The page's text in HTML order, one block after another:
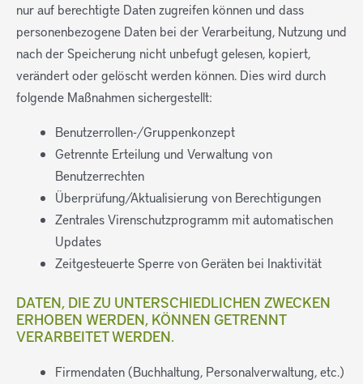
nur auf berechtigte Daten zugreifen können und dass
personenbezogene Daten bei der Verarbeitung, Nutzung und
nach der Speicherung nicht unbefugt gelesen, kopiert,
verändert oder gelöscht werden können. Dies wird durch
folgende Maßnahmen sichergestellt:
Benutzerrollen-/Gruppenkonzept
Getrennte Erteilung und Verwaltung von
Benutzerrechten
Überprüfung/Aktualisierung von Berechtigungen
Zentrales Virenschutzprogramm mit automatischen
Updates
Zeitgesteuerte Sperre von Geräten bei Inaktivität
DATEN, DIE ZU UNTERSCHIEDLICHEN ZWECKEN
ERHOBEN WERDEN, KÖNNEN GETRENNT
VERARBEITET WERDEN.
Firmendaten (Buchhaltung, Personalverwaltung, etc.)